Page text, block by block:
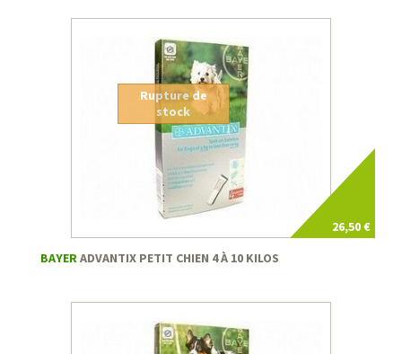
26,50 €
Rupture de
stock
BAYERADVANTIX PETIT CHIEN 4 À 10 KILOS